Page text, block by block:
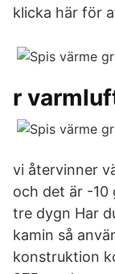
klicka här för
r
vi återvinner
och det är -10
tre dygn Har
kamin så
konstruktion